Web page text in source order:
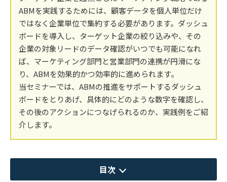
ABMを実践するためには、顧客データを個人単位だけ
ではなく企業単位で集約する必要があります。ダッシュ
ボードを導入し、ターゲット企業の絞り込みや、その
企業の対象リードのデータ確認がいつでも可能になれ
ば、マーケティング部門と営業部門の連携が円滑にな
り、ABMを効果的かつ効率的に進められます。
当セミナーでは、ABMの推進をサポートするダッシュ
ボードをとりあげ、具体的にどのような数字を確認し、
その後のアクションにつなげられるのか、実践例をご紹
介します。
目次